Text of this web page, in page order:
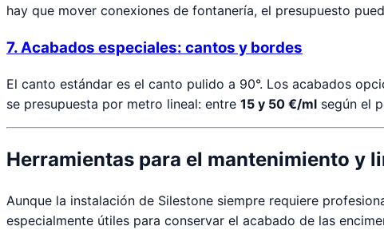
hay que mover conexiones de fontanería, el presupuesto
7. Acabados especiales: cantos y bordes
El canto estándar es el canto pulido a 90°. Los acabados
se presupuesta por metro lineal: entre 15 y 50 €/ml según el
Herramientas para el mantenimiento y
Aunque la instalación de Silestone siempre requiere
especialmente útiles para conservar el acabado de las